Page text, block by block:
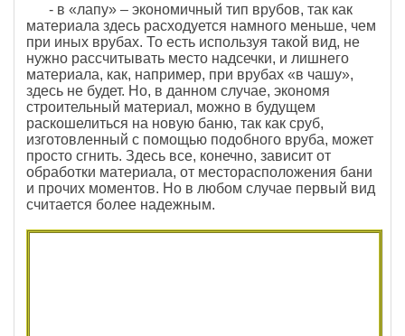
- в «лапу» – экономичный тип врубов, так как
материала здесь расходуется намного меньше, чем
при иных врубах. То есть используя такой вид, не
нужно рассчитывать место надсечки, и лишнего
материала, как, например, при врубах «в чашу»,
здесь не будет. Но, в данном случае, экономя
строительный материал, можно в будущем
раскошелиться на новую баню, так как сруб,
изготовленный с помощью подобного вруба, может
просто сгнить. Здесь все, конечно, зависит от
обработки материала, от месторасположения бани
и прочих моментов. Но в любом случае первый вид
считается более надежным.